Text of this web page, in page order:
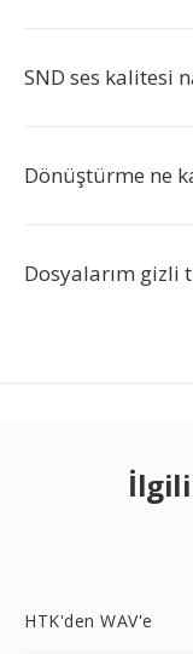
SND ses kalitesi
Dönüştürme ne
Dosyalarım gizli
HTK'den WAV'e